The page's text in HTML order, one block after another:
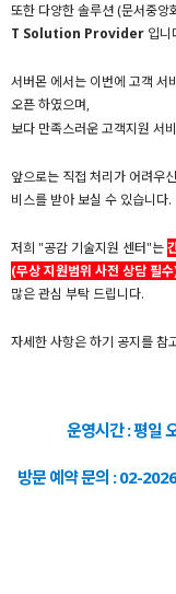
또한 다양한 솔루션 (문서중
T Solution Provider 입니
서버몬 에서는 이번에 고객 서
오픈 하였으며,
보다 만족스러운 고객지원 서
앞으로는 직접 처리가 어려우
비스를 받아 보실 수 있습니다.
저희 "공감 기술지원 센터"는
(무상 지원범위 사전 상담 필
많은 관심 부탁 드립니다.
자세한 사항은 하기 공지를 참
운영시간 : 평일
방문 예약 문의 : 02-